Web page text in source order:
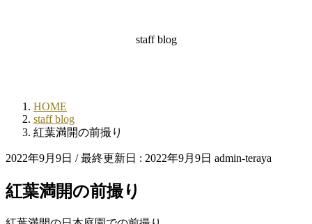
staff blog
HOME
staff blog
紅葉満開の前撮り
2022年9月9日 / 最終更新日 : 2022年9月9日 admin-teraya
紅葉満開の前撮り